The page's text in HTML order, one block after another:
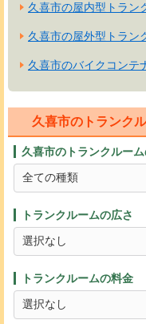
久喜市の屋内型トラン
久喜市の屋外型トラン
久喜市のバイクコンテ
久喜市のトランク
久喜市のトランクルー
トランクルームの広さ
トランクルームの料金